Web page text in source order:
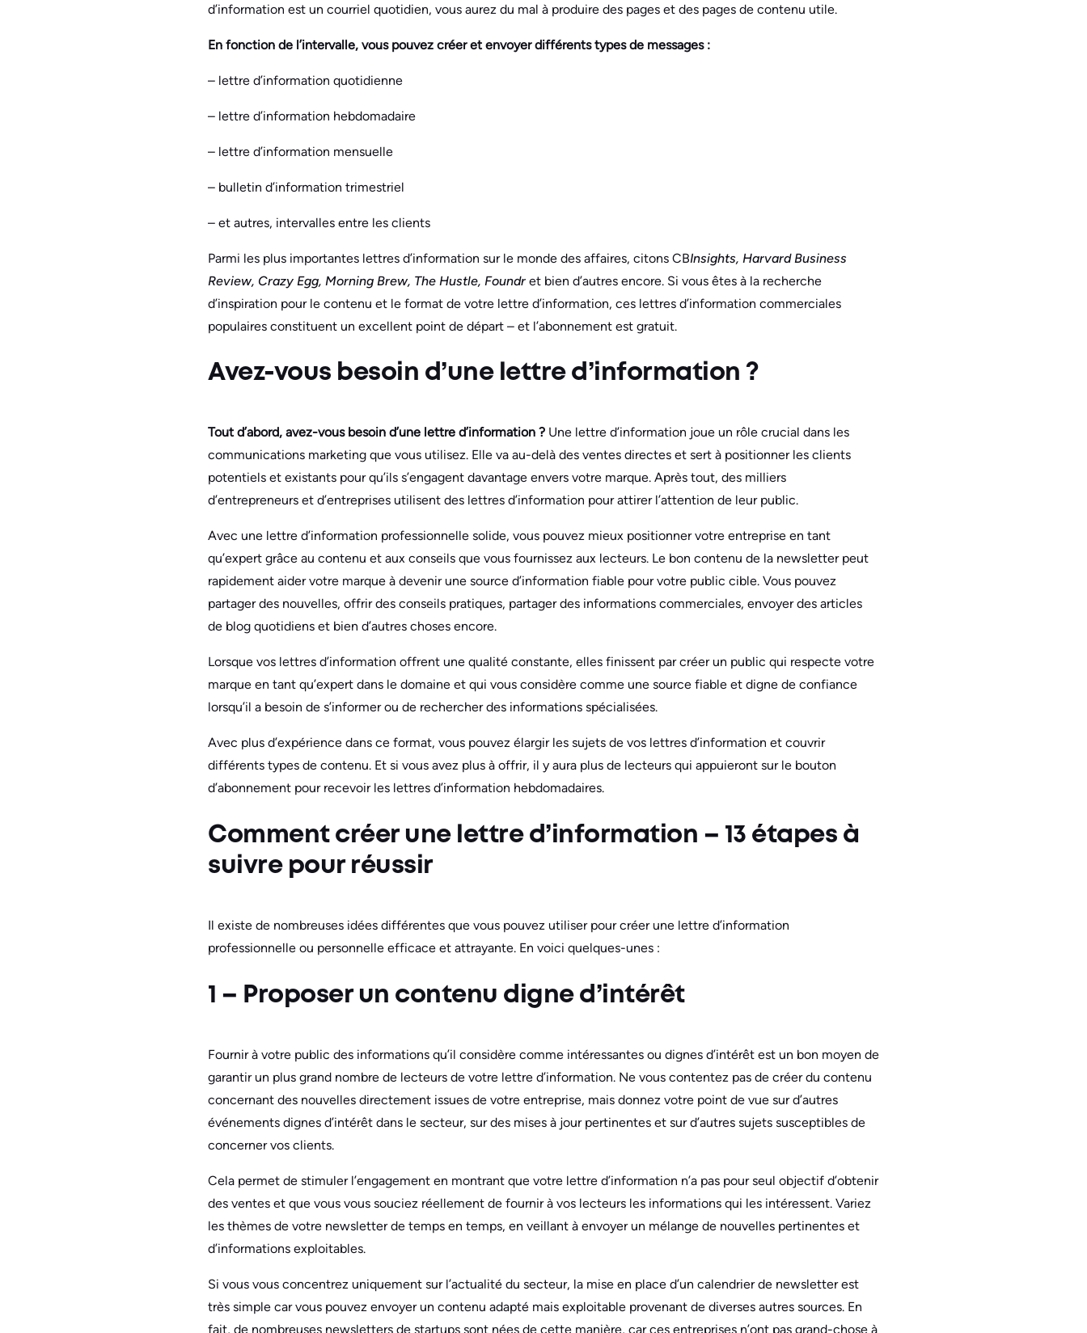
d’information est un courriel quotidien, vous aurez du mal à produire des pages et des pages de contenu utile.
En fonction de l’intervalle, vous pouvez créer et envoyer différents types de messages :
– lettre d’information quotidienne
– lettre d’information hebdomadaire
– lettre d’information mensuelle
– bulletin d’information trimestriel
– et autres, intervalles entre les clients
Parmi les plus importantes lettres d’information sur le monde des affaires, citons CBInsights, Harvard Business
Review, Crazy Egg, Morning Brew, The Hustle, Foundr et bien d’autres encore. Si vous êtes à la recherche
d’inspiration pour le contenu et le format de votre lettre d’information, ces lettres d’information commerciales
populaires constituent un excellent point de départ – et l’abonnement est gratuit.
Avez-vous besoin d’une lettre d’information ?
Tout d’abord, avez-vous besoin d’une lettre d’information ? Une lettre d’information joue un rôle crucial dans les
communications marketing que vous utilisez. Elle va au-delà des ventes directes et sert à positionner les clients
potentiels et existants pour qu’ils s’engagent davantage envers votre marque. Après tout, des milliers
d’entrepreneurs et d’entreprises utilisent des lettres d’information pour attirer l’attention de leur public.
Avec une lettre d’information professionnelle solide, vous pouvez mieux positionner votre entreprise en tant
qu’expert grâce au contenu et aux conseils que vous fournissez aux lecteurs. Le bon contenu de la newsletter peut
rapidement aider votre marque à devenir une source d’information fiable pour votre public cible. Vous pouvez
partager des nouvelles, offrir des conseils pratiques, partager des informations commerciales, envoyer des articles
de blog quotidiens et bien d’autres choses encore.
Lorsque vos lettres d’information offrent une qualité constante, elles finissent par créer un public qui respecte votre
marque en tant qu’expert dans le domaine et qui vous considère comme une source fiable et digne de confiance
lorsqu’il a besoin de s’informer ou de rechercher des informations spécialisées.
Avec plus d’expérience dans ce format, vous pouvez élargir les sujets de vos lettres d’information et couvrir
différents types de contenu. Et si vous avez plus à offrir, il y aura plus de lecteurs qui appuieront sur le bouton
d’abonnement pour recevoir les lettres d’information hebdomadaires.
Comment créer une lettre d’information – 13 étapes à
suivre pour réussir
Il existe de nombreuses idées différentes que vous pouvez utiliser pour créer une lettre d’information
professionnelle ou personnelle efficace et attrayante. En voici quelques-unes :
1 – Proposer un contenu digne d’intérêt
Fournir à votre public des informations qu’il considère comme intéressantes ou dignes d’intérêt est un bon moyen de
garantir un plus grand nombre de lecteurs de votre lettre d’information. Ne vous contentez pas de créer du contenu
concernant des nouvelles directement issues de votre entreprise, mais donnez votre point de vue sur d’autres
événements dignes d’intérêt dans le secteur, sur des mises à jour pertinentes et sur d’autres sujets susceptibles de
concerner vos clients.
Cela permet de stimuler l’engagement en montrant que votre lettre d’information n’a pas pour seul objectif d’obtenir
des ventes et que vous vous souciez réellement de fournir à vos lecteurs les informations qui les intéressent. Variez
les thèmes de votre newsletter de temps en temps, en veillant à envoyer un mélange de nouvelles pertinentes et
d’informations exploitables.
Si vous vous concentrez uniquement sur l’actualité du secteur, la mise en place d’un calendrier de newsletter est
très simple car vous pouvez envoyer un contenu adapté mais exploitable provenant de diverses autres sources. En
fait, de nombreuses newsletters de startups sont nées de cette manière, car ces entreprises n’ont pas grand-chose à